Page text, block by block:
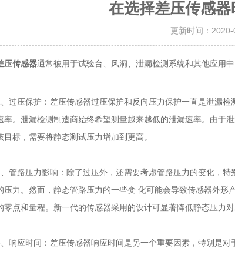
在选择差压传感
更新时间：
压传感器通常被用于试验台、风洞、泄漏检测系统和其他应用
压保护：差压传感器过压保护和反向压力保护一直是泄漏检
率。泄漏检测制造商始终希望测量越来越低的泄漏速率。由于
目标，需要将静态测试压力增加到更高。
路压力影响：除了过压外，还需要考虑管路压力的变化，特
压力。然而，静态管路压力的一些变 化可能会导致传感器外
零点和量程。新一代的传感器采用的设计可显著降低静态压力
应时间：差压传感器响应时间是另一个重要因素，特别是对